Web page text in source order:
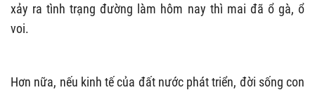
xảy ra tình trạng đường làm hôm nay thì mai đã ổ gà, ổ
voi.
Hơn nữa, nếu kinh tế của đất nước phát triển, đời sống con